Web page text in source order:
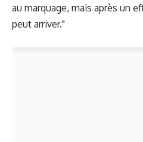
au marquage, mais après un
peut arriver."